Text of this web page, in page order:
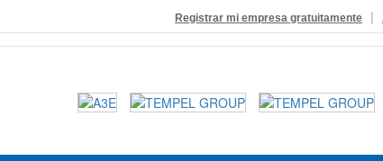
Registrar mi empresa gratuitamente |